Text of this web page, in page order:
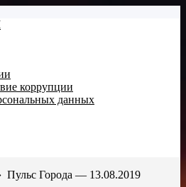
коррупции
данных
Пульс Города — 13.08.2019